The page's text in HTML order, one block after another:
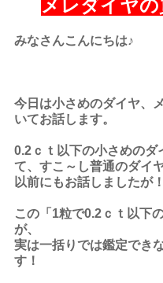
メレダイヤの
みなさんこんにちは♪
今日は小さめのダイヤ、
いてお話します。
0.2ｃｔ以下の小さめのダ
て、すこ～し普通のダイ
以前にもお話しましたが！
この「1粒で0.2ｃｔ以下
が、
実は一括りでは鑑定でき
す！